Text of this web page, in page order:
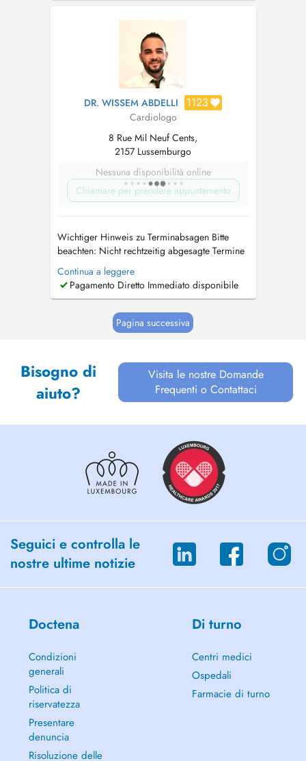
DR. WISSEM ABDELLI 1123
Cardiologo
8 Rue Mil Neuf Cents,
2157 Lussemburgo
Nessuna disponibilità online
Chiamare per prendere appuntamento
Wichtiger Hinweis zu Terminabsagen Bitte
beachten: Nicht rechtzeitig abgesagte Termine
mind. 24 Std. vorher oder Nichterscheinen
können in Rechnung gestellt werden. Vielen
Dank für Ihr Verständnis. Ihr Praxisteam Avis
noter : Les rendez-vo...
Continua a leggere
Pagamento Diretto Immediato disponibile
Pagina successiva
Bisogno di
aiuto?
Visita le nostre Domande
Frequenti o Contattaci
Seguici e controlla le
nostre ultime notizie
Doctena
Condizioni
generali
Politica di
riservatezza
Presentare
denuncia
Risoluzione delle
Di turno
Centri medici
Ospedali
Farmacie di turno